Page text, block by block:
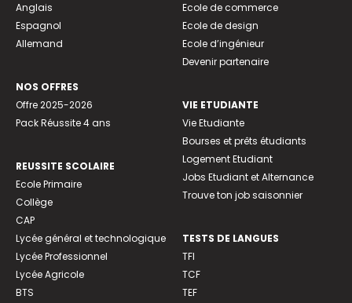
Anglais
Espagnol
Allemand
NOS OFFRES
Offre 2025-2026
Pack Réussite 4 ans
REUSSITE SCOLAIRE
Ecole Primaire
Collège
CAP
Lycée général et technologique
Lycée Professionnel
Lycée Agricole
BTS
Ecole de commerce
Ecole de design
Ecole d’ingénieur
Devenir partenaire
VIE ETUDIANTE
Vie Etudiante
Bourses et prêts étudiants
Logement Etudiant
Jobs Etudiant et Alternance
Trouve ton job saisonnier
TESTS DE LANGUES
TFI
TCF
TEF